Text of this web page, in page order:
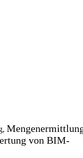
von BIM-